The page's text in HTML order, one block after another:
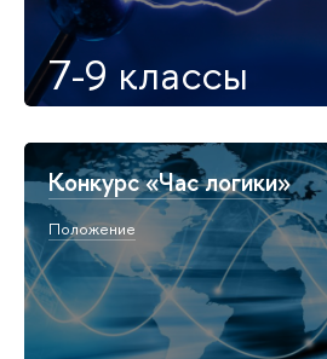
7-9 классы
Конкурс «Час логики»
Положение